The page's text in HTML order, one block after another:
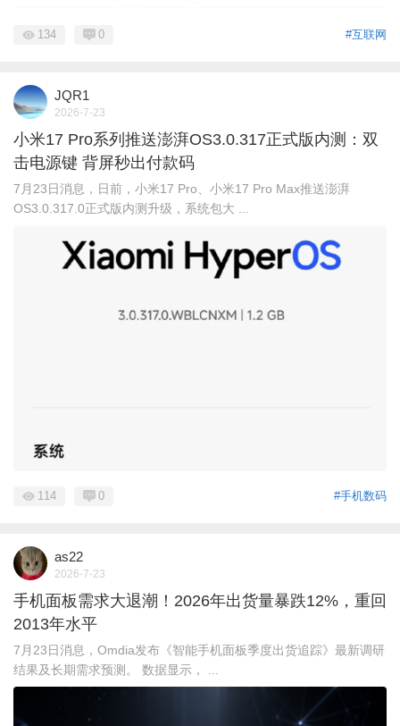
#互联网
134 0
JQR1
2026-7-23
小米17 Pro系列推送澎湃OS3.0.317正式版内测：双
击电源键 背屏秒出付款码
7月23日消息，日前，小米17 Pro、小米17 Pro Max推送澎湃
OS3.0.317.0正式版内测升级，系统包大 ...
#手机数码
114 0
as22
2026-7-23
手机面板需求大退潮！2026年出货量暴跌12%，重回
2013年水平
7月23日消息，Omdia发布《智能手机面板季度出货追踪》最新调研
结果及长期需求预测。 数据显示， ...